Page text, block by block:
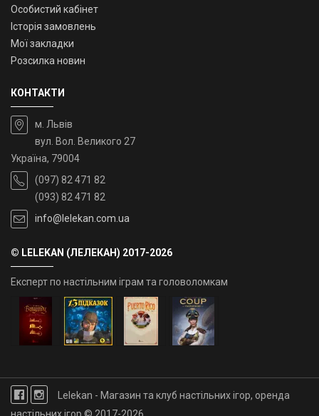
Особистий кабінет
Історія замовлень
Мої закладки
Розсилка новин
КОНТАКТИ
м. Львів
вул. Вол. Великого 27
Україна, 79004
(097) 82 471 82
(093) 82 471 82
info@lelekan.com.ua
© LELEKAN (ЛЕЛЕКАН) 2017-2026
Експерт по настільним іграм та головоломкам
Lelekan - Магазин та клуб настільних ігор, оренда